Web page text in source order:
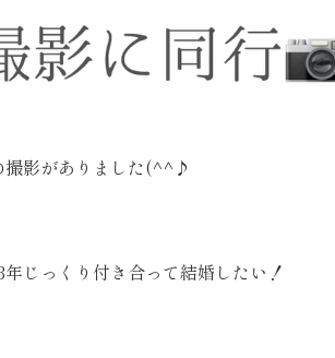
撮影がありました(^^♪
じっくり付き合って結婚したい！